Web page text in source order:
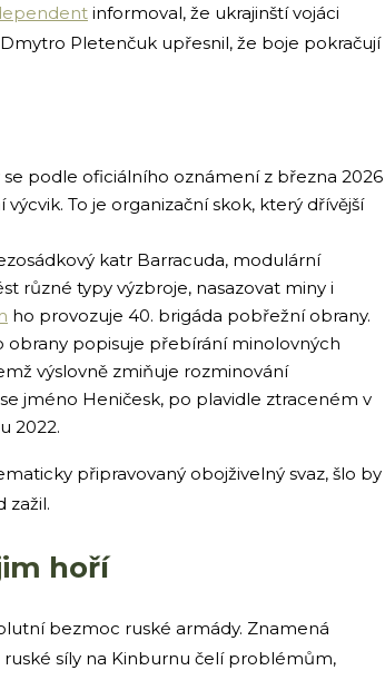
informoval, že ukrajinští vojáci
Pletenčuk upřesnil, že boje pokračují
podle oficiálního oznámení z března 2026
To je organizační skok, který dřívější
katr Barracuda, modulární
různé typy výzbroje, nasazovat miny i
ho provozuje 40. brigáda pobřežní obrany.
obrany popisuje přebírání minolovných
výslovně zmiňuje rozminování
jméno Heničesk, po plavidle ztraceném v
2022.
připravovaný obojživelný svaz, šlo by
zažil.
hoří
bezmoc ruské armády. Znamená
síly na Kinburnu čelí problémům,